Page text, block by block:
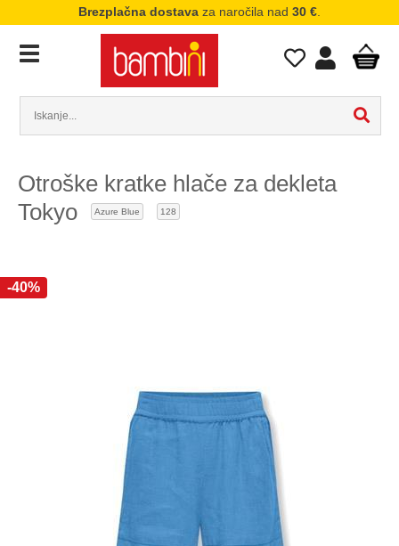
Brezplačna dostava za naročila nad 30 €
Otroške kratke hlače za dekleta
Tokyo
Azure Blue 128
-40%